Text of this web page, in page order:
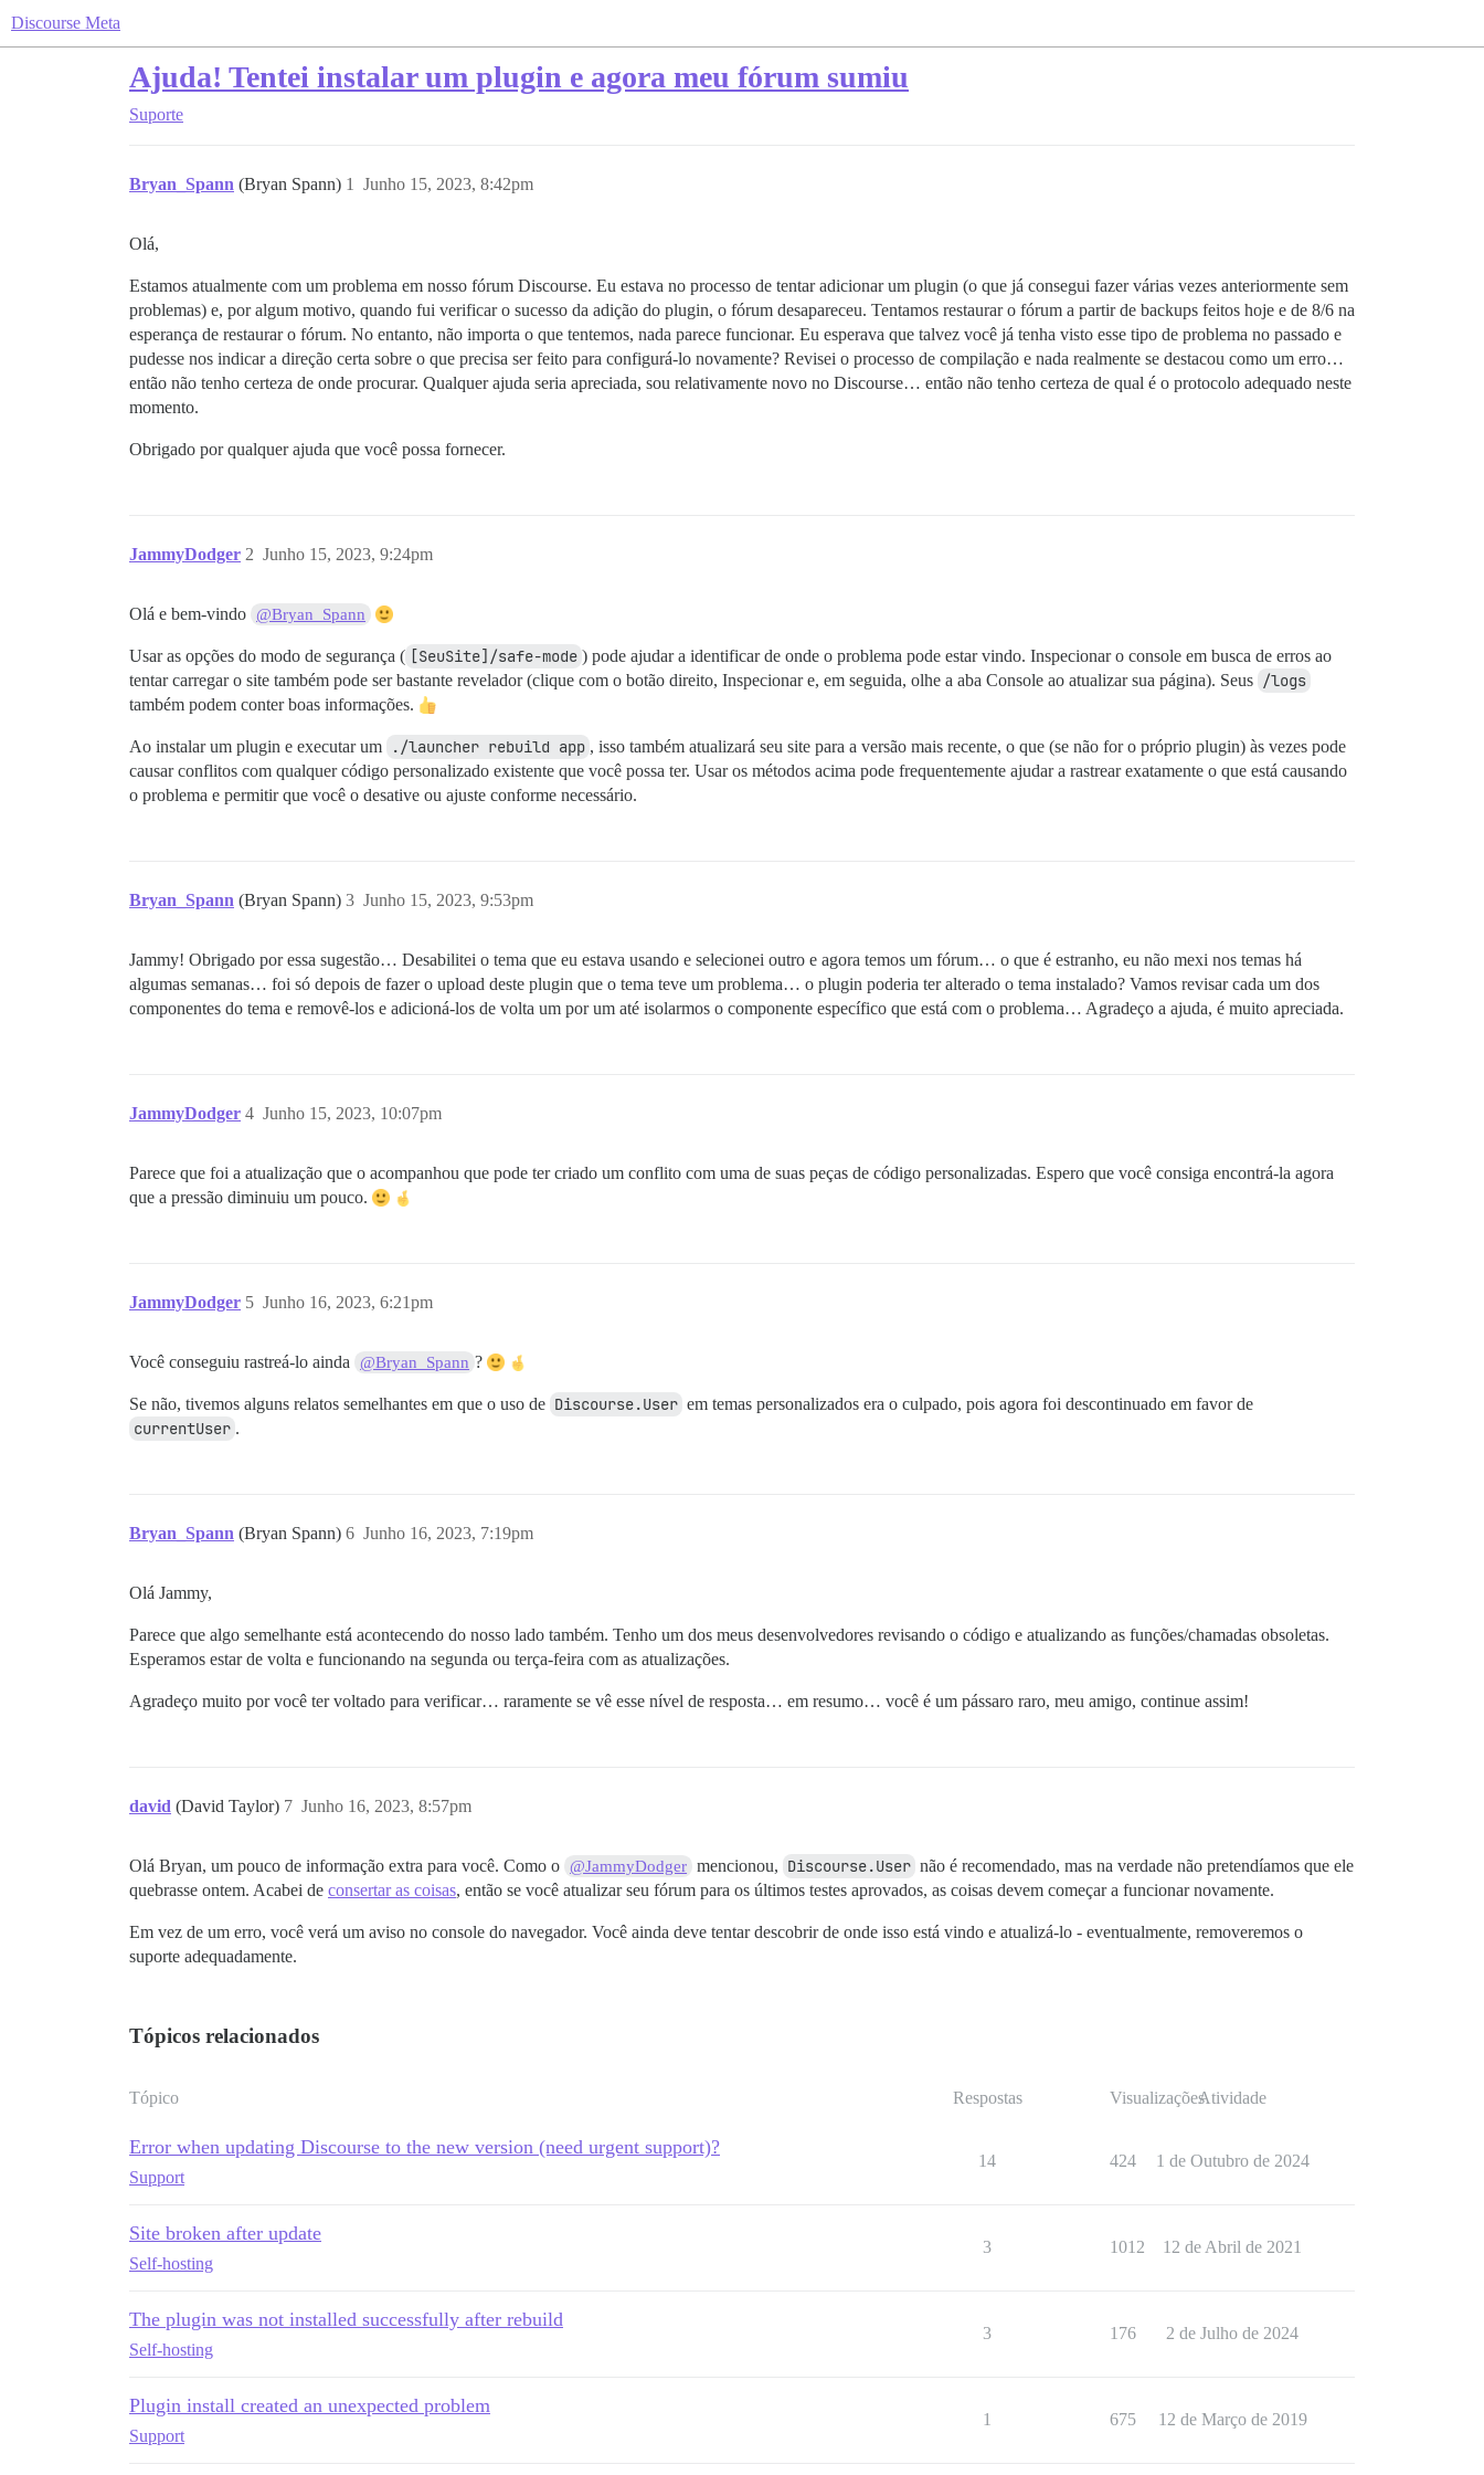
Discourse Meta
Ajuda! Tentei instalar um plugin e agora meu fórum sumiu
Suporte
Bryan_Spann (Bryan Spann) Junho 15, 2023, 8:42pm
1
Olá,
Estamos atualmente com um problema em nosso fórum Discourse. Eu estava no processo de tentar adicionar um plugin (o que já consegui fazer várias vezes anteriormente sem
problemas) e, por algum motivo, quando fui verificar o sucesso da adição do plugin, o fórum desapareceu. Tentamos restaurar o fórum a partir de backups feitos hoje e de 8/6 na
esperança de restaurar o fórum. No entanto, não importa o que tentemos, nada parece funcionar. Eu esperava que talvez você já tenha visto esse tipo de problema no passado e
pudesse nos indicar a direção certa sobre o que precisa ser feito para configurá-lo novamente? Revisei o processo de compilação e nada realmente se destacou como um erro…
então não tenho certeza de onde procurar. Qualquer ajuda seria apreciada, sou relativamente novo no Discourse… então não tenho certeza de qual é o protocolo adequado neste
momento.
Obrigado por qualquer ajuda que você possa fornecer.
JammyDodger Junho 15, 2023, 9:24pm
2
Olá e bem-vindo @Bryan_Spann
Usar as opções do modo de segurança ( [SeuSite]/safe-mode ) pode ajudar a identificar de onde o problema pode estar vindo. Inspecionar o console em busca de erros ao
tentar carregar o site também pode ser bastante revelador (clique com o botão direito, Inspecionar e, em seguida, olhe a aba Console ao atualizar sua página). Seus /logs
também podem conter boas informações.
Ao instalar um plugin e executar um ./launcher rebuild app , isso também atualizará seu site para a versão mais recente, o que (se não for o próprio plugin) às vezes pode
causar conflitos com qualquer código personalizado existente que você possa ter. Usar os métodos acima pode frequentemente ajudar a rastrear exatamente o que está causando
o problema e permitir que você o desative ou ajuste conforme necessário.
Bryan_Spann (Bryan Spann) Junho 15, 2023, 9:53pm
3
Jammy! Obrigado por essa sugestão… Desabilitei o tema que eu estava usando e selecionei outro e agora temos um fórum… o que é estranho, eu não mexi nos temas há
algumas semanas… foi só depois de fazer o upload deste plugin que o tema teve um problema… o plugin poderia ter alterado o tema instalado? Vamos revisar cada um dos
componentes do tema e removê-los e adicioná-los de volta um por um até isolarmos o componente específico que está com o problema… Agradeço a ajuda, é muito apreciada.
JammyDodger Junho 15, 2023, 10:07pm
4
Parece que foi a atualização que o acompanhou que pode ter criado um conflito com uma de suas peças de código personalizadas. Espero que você consiga encontrá-la agora
que a pressão diminuiu um pouco.
JammyDodger Junho 16, 2023, 6:21pm
5
Você conseguiu rastreá-lo ainda @Bryan_Spann ?
Se não, tivemos alguns relatos semelhantes em que o uso de Discourse.User em temas personalizados era o culpado, pois agora foi descontinuado em favor de
currentUser .
Bryan_Spann (Bryan Spann) Junho 16, 2023, 7:19pm
6
Olá Jammy,
Parece que algo semelhante está acontecendo do nosso lado também. Tenho um dos meus desenvolvedores revisando o código e atualizando as funções/chamadas obsoletas.
Esperamos estar de volta e funcionando na segunda ou terça-feira com as atualizações.
Agradeço muito por você ter voltado para verificar… raramente se vê esse nível de resposta… em resumo… você é um pássaro raro, meu amigo, continue assim!
david (David Taylor) Junho 16, 2023, 8:57pm
7
Olá Bryan, um pouco de informação extra para você. Como o @JammyDodger mencionou, Discourse.User não é recomendado, mas na verdade não pretendíamos que ele
quebrasse ontem. Acabei de consertar as coisas, então se você atualizar seu fórum para os últimos testes aprovados, as coisas devem começar a funcionar novamente.
Em vez de um erro, você verá um aviso no console do navegador. Você ainda deve tentar descobrir de onde isso está vindo e atualizá-lo - eventualmente, removeremos o
suporte adequadamente.
Tópicos relacionados
Tópico Respostas VisualizaçõesAtividade
Error when updating Discourse to the new version (need urgent support)?
Support
14 424 1 de Outubro de 2024
Site broken after update
Self-hosting
3 1012 12 de Abril de 2021
The plugin was not installed successfully after rebuild
Self-hosting
3 176 2 de Julho de 2024
Plugin install created an unexpected problem
Support
1 675 12 de Março de 2019